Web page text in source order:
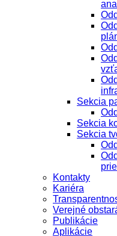
Sekcia
Sekcia
Sekcia
Kontakty
Kariéra
Verejné
Publikácie
Aplikácie